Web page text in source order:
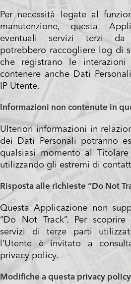
Per necessità legate al
manutenzione, questa
eventuali servizi terzi da
potrebbero raccogliere log di
che registrano le
contenere anche Dati
IP Utente.
Informazioni non contenute in
Ulteriori informazioni in
dei Dati Personali potranno
qualsiasi momento al
utilizzando gli estremi di
Risposta alle richieste “Do Not
Questa Applicazione non
“Do Not Track”. Per
servizi di terze parti
l’Utente è invitato a
privacy policy.
Modifiche a questa privacy policy